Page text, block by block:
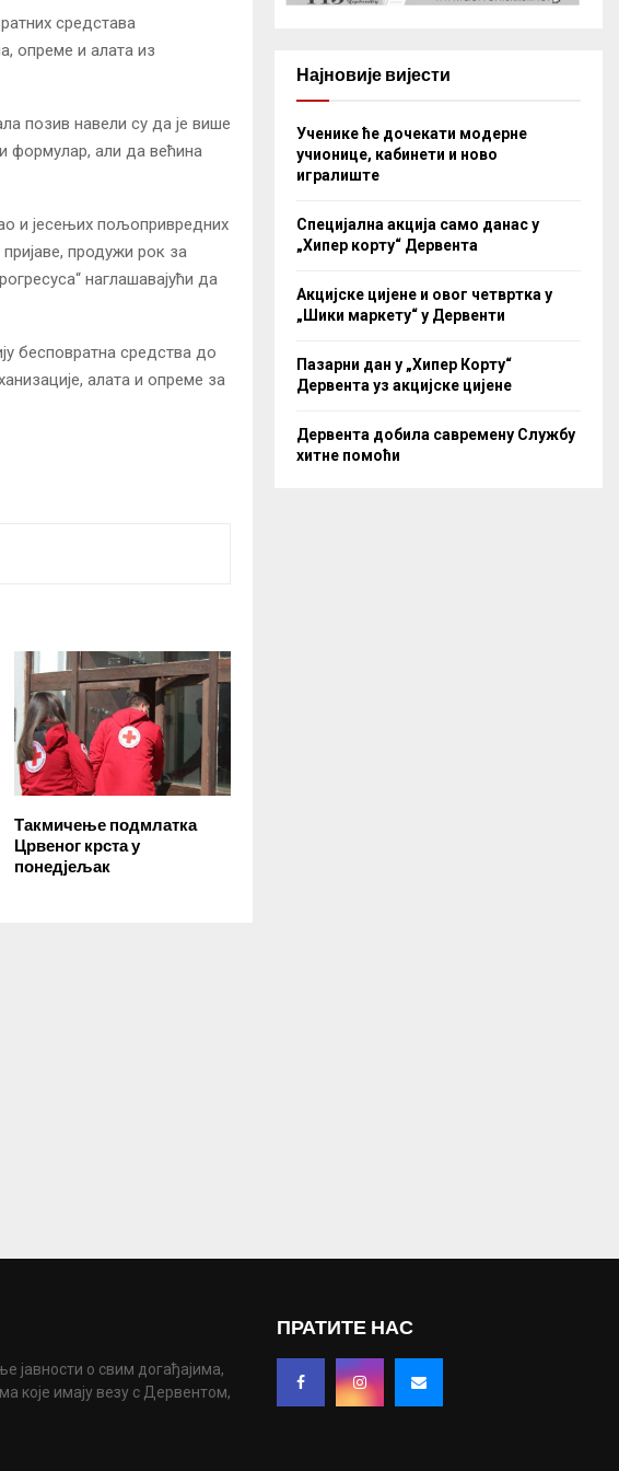
средстава
опреме и алата из
позив навели су да је више
формулар, али да већина
и јесењих пољопривредних
продужи рок за
наглашавајући да
бесповратна средства до
алата и опреме за
Такмичење подмлатка
Црвеног крста у
понедјељак
Најновије вијести
Ученике ће дочекати модерне
учионице, кабинети и ново
игралиште
Специјална акција само данас у
„Хипер корту“ Дервента
Акцијске цијене и овог четвртка у
„Шики маркету“ у Дервенти
Пазарни дан у „Хипер Корту“
Дервента уз акцијске цијене
Дервента добила савремену Службу
хитне помоћи
јавности о свим догађајима,
које имају везу с Дервентом,
ПРАТИТЕ НАС